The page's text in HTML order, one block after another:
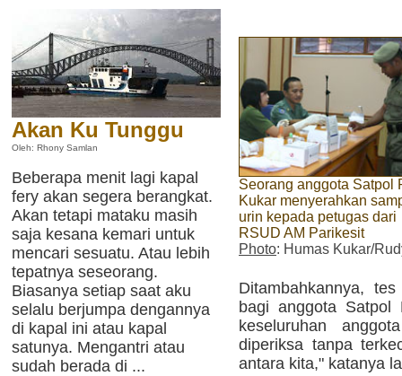
Akan Ku Tunggu
Oleh: Rhony Samlan
Beberapa menit lagi kapal
fery akan segera berangkat.
Akan tetapi mataku masih
saja kesana kemari untuk
mencari sesuatu. Atau lebih
tepatnya seseorang.
Biasanya setiap saat aku
selalu berjumpa dengannya
di kapal ini atau kapal
satunya. Mengantri atau
sudah berada di ...
Seorang anggota Satpol
Kukar menyerahkan
urin kepada petugas dari
RSUD AM Parikesit
Photo: Humas Kukar/
Ditambahkannya,
bagi anggota Satpol
keseluruhan
diperiksa tanpa
antara kita," katanya